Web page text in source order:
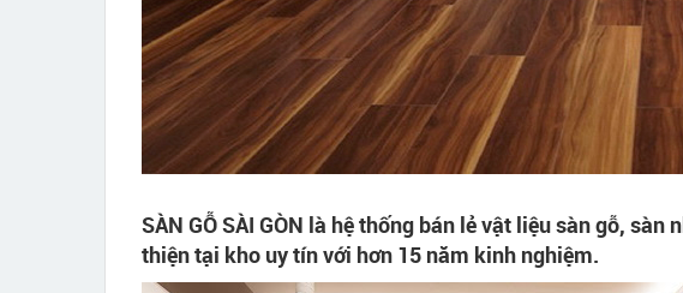
SÀN GỖ SÀI GÒN là hệ thống bán lẻ vật liệu sàn gỗ,
thiện tại kho uy tín với hơn 15 năm kinh nghiệm.